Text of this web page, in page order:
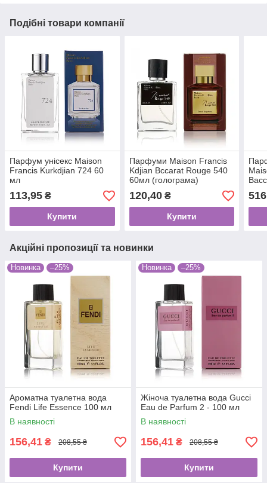
Подібні товари компанії
Парфум унісекс Maison
Francis Kurkdjian 724 60
мл
113,95 ₴
Купити
Парфуми Maison Francis
Kdjian Bccarat Rouge 540
60мл (голограма)
120,40₴
Купити
516
Акційні пропозиції та новинки
Новинка –25%
Ароматна туалетна вода
Fendi Life Essence 100 мл
В наявності
156,41 ₴ 208,55 ₴
Купити
Новинка –25%
Жіноча туалетна вода Gucci
Eau de Parfum 2 - 100 мл
В наявності
156,41 ₴ 208,55 ₴
Купити